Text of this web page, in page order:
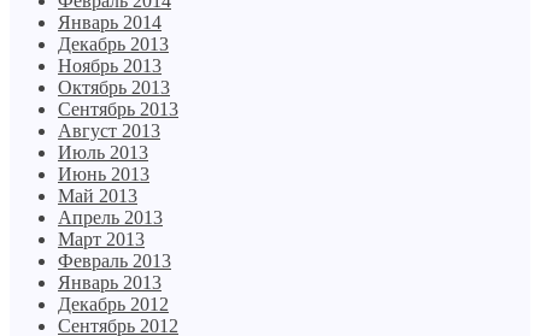
Январь 2014
Декабрь 2013
Ноябрь 2013
Октябрь 2013
Сентябрь 2013
Август 2013
Июль 2013
Июнь 2013
Май 2013
Апрель 2013
Март 2013
Февраль 2013
Январь 2013
Декабрь 2012
Сентябрь 2012